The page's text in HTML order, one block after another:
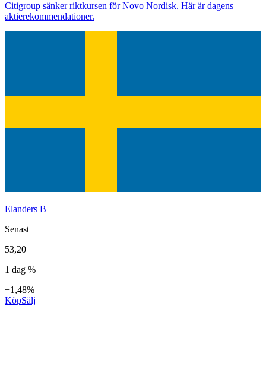
Citigroup sänker riktkursen för Novo Nordisk. Här är dagens
aktierekommendationer.
Elanders B
Senast
53,20
1 dag %
−1,48%
KöpSälj